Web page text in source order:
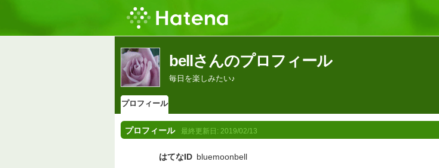
bellさんのプロフィール
毎日を楽しみたい♪
プロフィール
プロフィール 最終更新日: 2019/02/13
はてなID bluemoonbell